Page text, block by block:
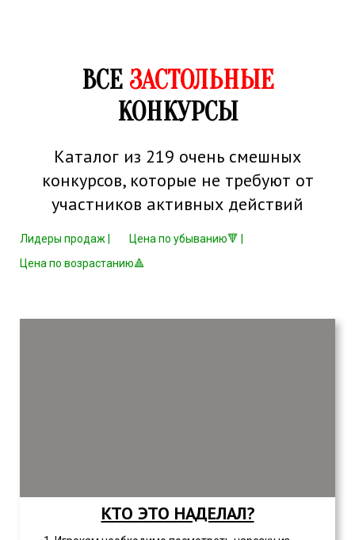
ВСЕ ЗАСТОЛЬНЫЕ
КОНКУРСЫ
Каталог из 219 очень смешных
конкурсов, которые не требуют от
участников активных действий
Лидеры продаж |
Цена по убыванию🔻 |
Цена по возрастанию🔺
КТО ЭТО НАДЕЛАЛ?